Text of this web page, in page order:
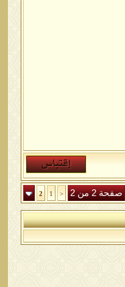
صفحة 2 من 2 <
1
2